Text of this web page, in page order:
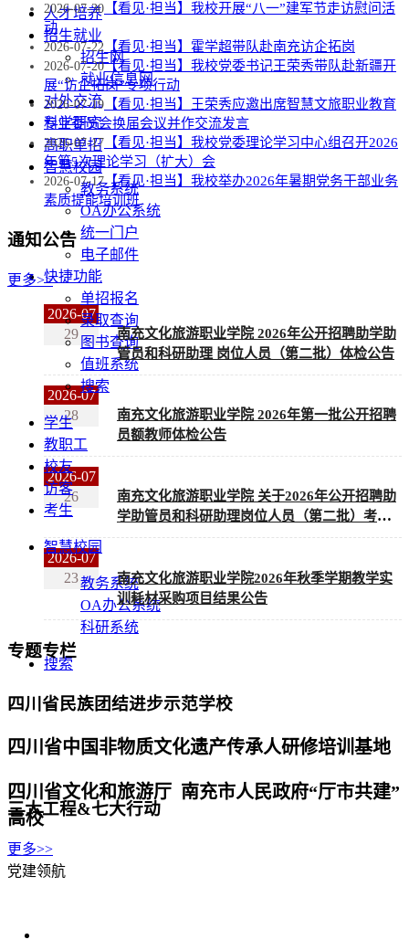
人才培养
招生就业
招生网
就业信息网
对外交流
科学研究
高职单招
智慧校园
教务系统
OA办公系统
统一门户
电子邮件
快捷功能
单招报名
录取查询
图书查询
值班系统
搜索
学生
教职工
校友
访客
考生
智慧校园
教务系统
OA办公系统
科研系统
搜索
四川省民族团结进步示范学校
四川省中国非物质文化遗产传承人研修培训基地
四川省文化和旅游厅 南充市人民政府“厅市共建”
高校
2026-07-30 【看见·担当】我校开展“八一”建军节走访慰问活
动
2026-07-22 【看见·担当】霍学超带队赴南充访企拓岗
2026-07-20【看见·担当】我校党委书记王荣秀带队赴新疆开
展“访企拓岗”专项行动
2026-07-19 【看见·担当】王荣秀应邀出席智慧文旅职业教育
专业委员会换届会议并作交流发言
2026-07-17 【看见·担当】我校党委理论学习中心组召开2026
年第5次理论学习（扩大）会
2026-07-17【看见·担当】我校举办2026年暑期党务干部业务
素质提能培训班
通知公告
更多>>
2026-07
29
南充文化旅游职业学院 2026年公开招聘助学助
管员和科研助理 岗位人员（第二批）体检公告
2026-07
28
南充文化旅游职业学院 2026年第一批公开招聘
员额教师体检公告
2026-07
26
南充文化旅游职业学院 关于2026年公开招聘助
学助管员和科研助理岗位人员（第二批）考试
成绩及排名的公告
2026-07
23
南充文化旅游职业学院2026年秋季学期教学实
训耗材采购项目结果公告
专题专栏
三大工程&七大行动
更多>>
党建领航